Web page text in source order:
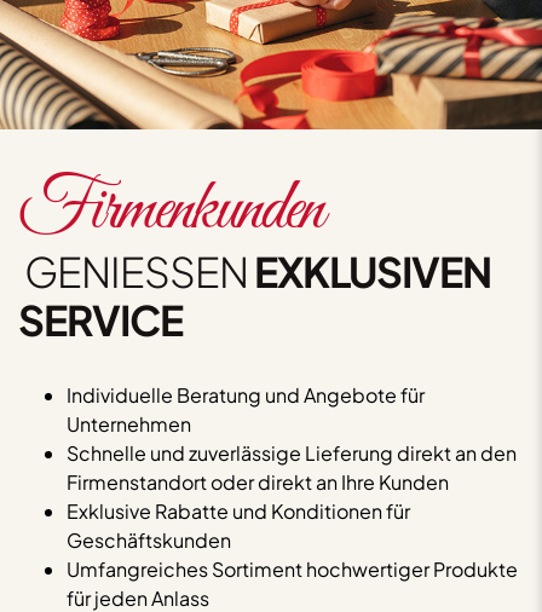
Firmenkunden
GENIESSEN EXKLUSIVEN
SERVICE
Individuelle Beratung und Angebote für
Unternehmen
Schnelle und zuverlässige Lieferung direkt an den
Firmenstandort oder direkt an Ihre Kunden
Exklusive Rabatte und Konditionen für
Geschäftskunden
Umfangreiches Sortiment hochwertiger Produkte
für jeden Anlass